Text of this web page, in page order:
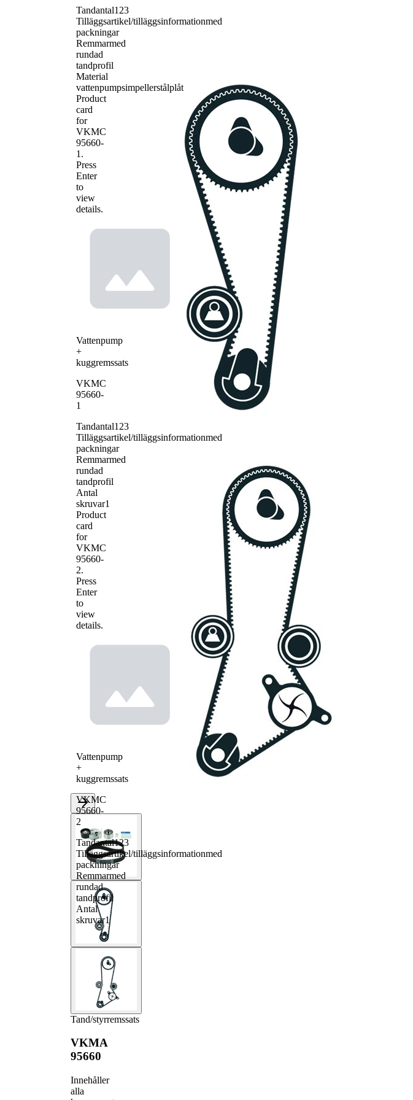
Tand/styrremssats
VKMA
95660
Innehåller
alla
Tandantal123
Tilläggsartikel/tilläggsinformationmed
packningar
Remmarmed
rundad
tandprofil
Material
vattenpumpsimpellerstålplåt
Product
card
for
VKMC
95660-
1 .
Press
Enter
to
view
details.
Vattenpump
+
kuggremssats
VKMC
95660-
1
Tandantal123
Tilläggsartikel/tilläggsinformationmed
packningar
Remmarmed
rundad
tandprofil
Antal
skruvar1
Product
card
for
VKMC
95660-
2.
Press
Enter
to
view
details.
Vattenpump
+
kuggremssats
VKMC
95660-
2
Tandantal123
Tilläggsartikel/tilläggsinformationmed
packningar
Remmarmed
rundad
tandprofil
Antal
skruvar1